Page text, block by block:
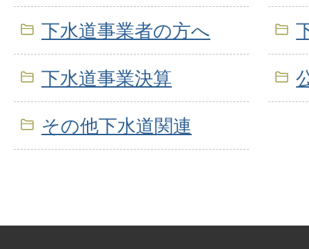
下水道事業者の方へ
下水道事業決算
その他下水道関連